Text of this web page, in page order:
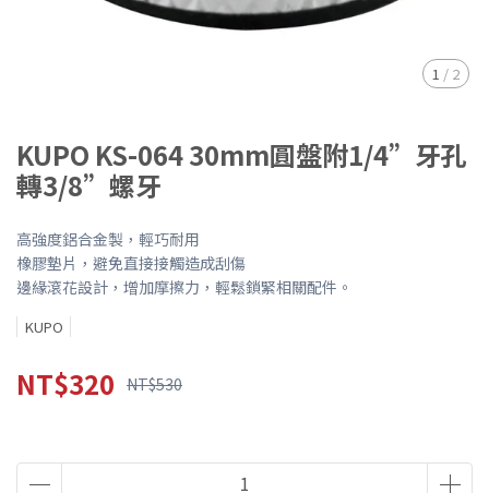
1 / 2
KUPO KS-064 30mm圓盤附1/4”牙孔
轉3/8”螺牙
高強度鋁合金製，輕巧耐用
橡膠墊片，避免直接接觸造成刮傷
邊緣滾花設計，增加摩擦力，輕鬆鎖緊相關配件。
KUPO
NT$320 NT$530